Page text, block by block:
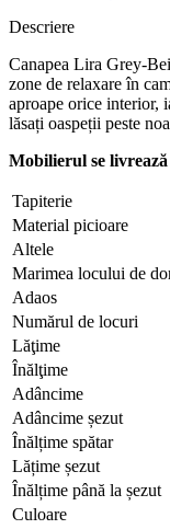
Descriere
Canapea Lira Grey-
zone de relaxare în
aproape orice interior,
lăsați oaspeții peste
​Mobilierul se
Tapiterie
Material picioare
Altele
Marimea locului de
Adaos
Numărul de locuri
Lăţime
Înălţime
Adâncime
Adâncime șezut
Înălțime spătar
Lățime șezut
Înălțime până la șezut
Culoare